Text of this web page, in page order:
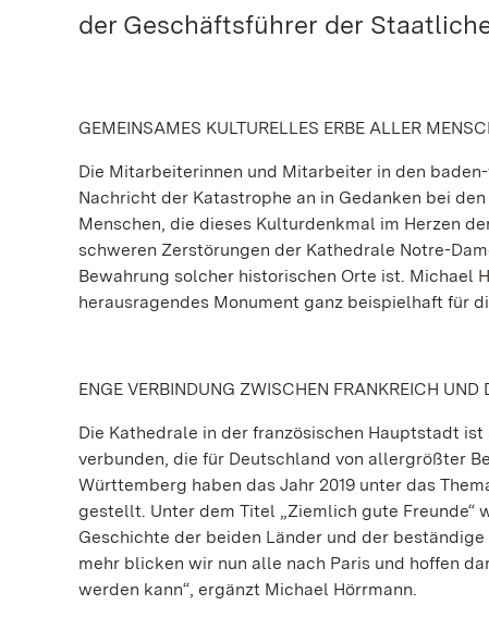
der Geschäftsführer der
GEMEINSAMES KULTURELLES ERBE ALLER
Die Mitarbeiterinnen und Mitarbeiter in den
Nachricht der Katastrophe an in Gedanken bei
Menschen, die dieses Kulturdenkmal im Herzen
schweren Zerstörungen der Kathedrale Notre-
Bewahrung solcher historischen Orte ist. Michael
herausragendes Monument ganz beispielhaft für
ENGE VERBINDUNG ZWISCHEN FRANKREICH UND
Die Kathedrale in der französischen Hauptstadt
verbunden, die für Deutschland von allergrößter
Württemberg haben das Jahr 2019 unter das
gestellt. Unter dem Titel „Ziemlich gute Freunde“
Geschichte der beiden Länder und der
mehr blicken wir nun alle nach Paris und hoffen
werden kann“, ergänzt Michael Hörrmann.